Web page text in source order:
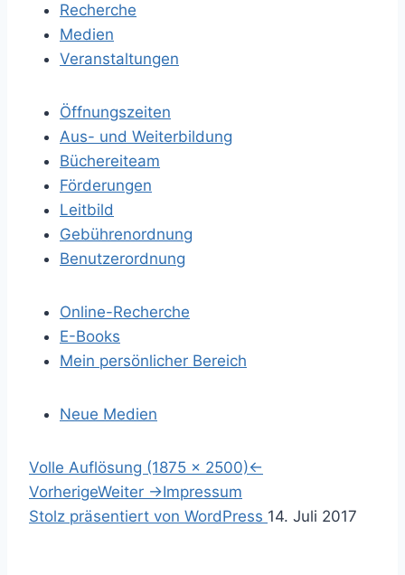
Recherche
Medien
Veranstaltungen
Öffnungszeiten
Aus- und Weiterbildung
Büchereiteam
Förderungen
Leitbild
Gebührenordnung
Benutzerordnung
Online-Recherche
E-Books
Mein persönlicher Bereich
Neue Medien
S
p
r
Volle Auflösung (1875 × 2500)←
VorherigeWeiter →Impressum
Stolz präsentiert von WordPress S
14. Juli 2017